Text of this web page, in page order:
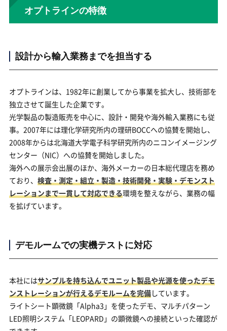
オプトラインの特徴
設計から輸入業務までを担当する
オプトラインは、1982年に創業してから事業を拡大し、技術部を
独立させて誕生した企業です。
光学製品の製造販売を中心に、設計・開発や海外輸入業務にも従
事。2007年には理化学研究所内の理研BOCCへの協賛を開始し、
2008年からは北海道大学電子科学研究所内のニコンイメージング
センター（NIC）への協賛を開始しました。
海外への展示会出展のほか、海外メーカーの日本総代理店を務め
ており、 検査・測定・組立・製造・技術開発・実験・デモンスト
レーションまで一貫して対応できる環境を整えながら、業務の幅
を拡げています。
デモルームでの実機テストに対応
本社にはサンプルを持ち込んでユニット製品や光源を使ったデモ
ンストレーションが行えるデモルームを完備しています。
ライトシート顕微鏡「Alpha3」を使ったデモ、マルチパターン
LED照明システム「LEOPARD」の顕微鏡への接続といった確認が